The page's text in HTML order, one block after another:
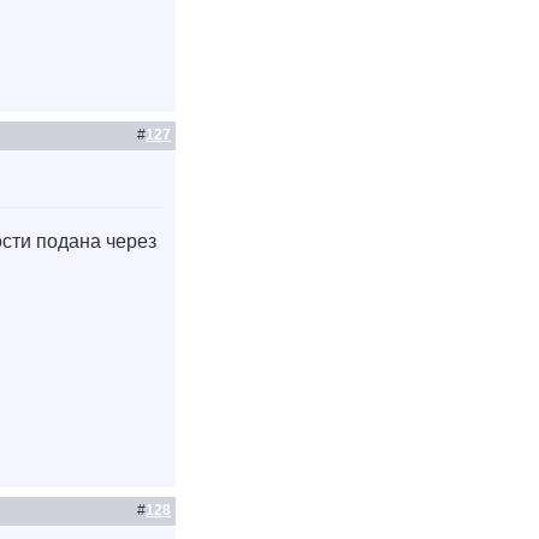
#127
подана через
#128